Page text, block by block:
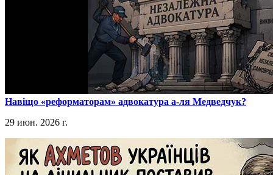
​Навіщо «реформаторам» адвокатура а-ля Медведчук?
29 июн. 2026 г.